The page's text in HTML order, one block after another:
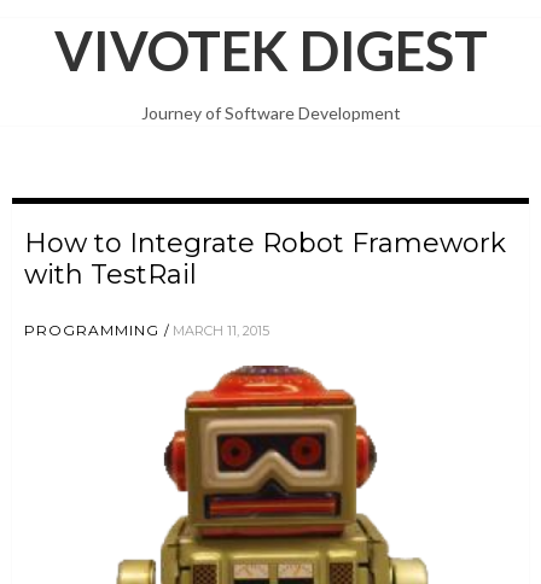
VIVOTEK DIGEST
Journey of Software Development
How to Integrate Robot Framework
with TestRail
PROGRAMMING MARCH 11, 2015